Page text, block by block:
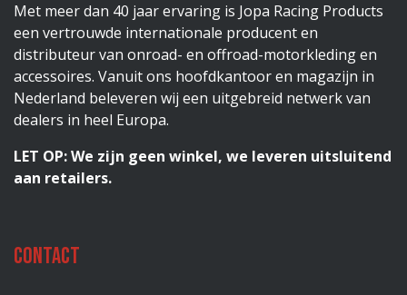
Met meer dan 40 jaar ervaring is Jopa Racing Products
een vertrouwde internationale producent en
distributeur van onroad- en offroad-motorkleding en
accessoires. Vanuit ons hoofdkantoor en magazijn in
Nederland beleveren wij een uitgebreid netwerk van
dealers in heel Europa.
LET OP: We zijn geen winkel, we leveren uitsluitend
aan retailers.
Contact